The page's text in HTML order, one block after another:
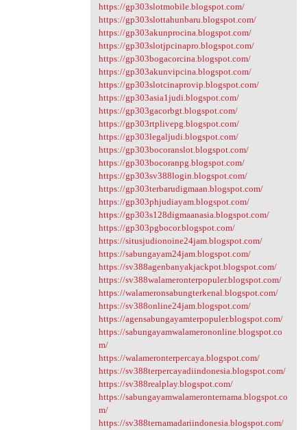
https://gp303slotmobile.blogspot.com/
https://gp303slottahunbaru.blogspot.com/
https://gp303akunprocina.blogspot.com/
https://gp303slotjpcinapro.blogspot.com/
https://gp303bogacorcina.blogspot.com/
https://gp303akunvipcina.blogspot.com/
https://gp303slotcinaprovip.blogspot.com/
https://gp303asia1judi.blogspot.com/
https://gp303gacorbgt.blogspot.com/
https://gp303rtplivepg.blogspot.com/
https://gp303legaljudi.blogspot.com/
https://gp303bocoranslot.blogspot.com/
https://gp303bocoranpg.blogspot.com/
https://gp303sv388login.blogspot.com/
https://gp303terbarudigmaan.blogspot.com/
https://gp303phjudiayam.blogspot.com/
https://gp303s128digmaanasia.blogspot.com/
https://gp303pgbocor.blogspot.com/
https://situsjudionoine24jam.blogspot.com/
https://sabungayam24jam.blogspot.com/
https://sv388agenbanyakjackpot.blogspot.com/
https://sv388walameronterpopuler.blogspot.com/
https://walameronsabungterkenal.blogspot.com/
https://sv388online24jam.blogspot.com/
https://agensabungayamterpopuler.blogspot.com/
https://sabungayamwalamerononline.blogspot.co
m/
https://walameronterpercaya.blogspot.com/
https://sv388terpercayadiindonesia.blogspot.com/
https://sv388realplay.blogspot.com/
https://sabungayamwalameronternama.blogspot.co
m/
https://sv388ternamadariindonesia.blogspot.com/